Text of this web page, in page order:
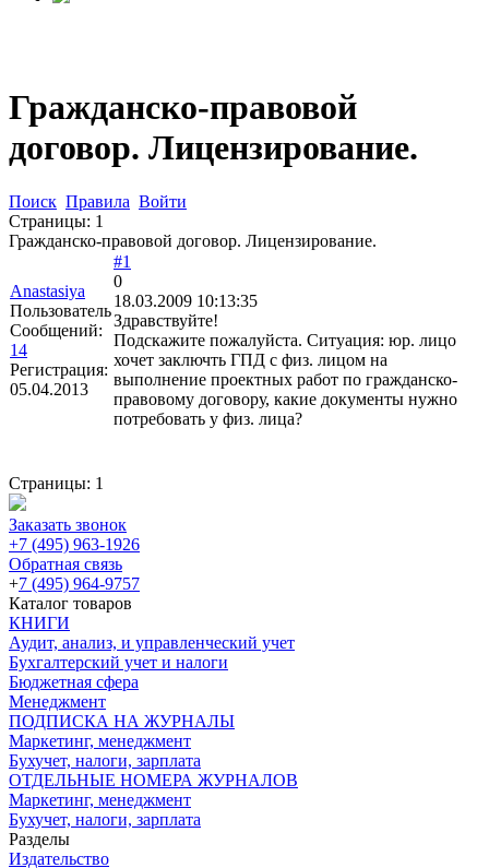
Гражданско-правовой
договор. Лицензирование.
Поиск Правила Войти
Страницы: 1
Гражданско-правовой договор. Лицензирование.
Anastasiya
Пользователь
Сообщений:
14
Регистрация:
05.04.2013
#1
0
18.03.2009 10:13:35
Здравствуйте!
Подскажите пожалуйста. Ситуация: юр. лицо
хочет заключть ГПД с физ. лицом на
выполнение проектных работ по гражданско-
правовому договору, какие документы нужно
потребовать у физ. лица?
Страницы: 1
Заказать звонок
+7 (495) 963-1926
Обратная связь
+7 (495) 964-9757
Каталог товаров
КНИГИ
Аудит, анализ, и управленческий учет
Бухгалтерский учет и налоги
Бюджетная сфера
Менеджмент
ПОДПИСКА НА ЖУРНАЛЫ
Маркетинг, менеджмент
Бухучет, налоги, зарплата
ОТДЕЛЬНЫЕ НОМЕРА ЖУРНАЛОВ
Маркетинг, менеджмент
Бухучет, налоги, зарплата
Разделы
Издательство